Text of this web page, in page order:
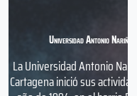
Universidad Antonio Nariño
La Universidad Antonio
Cartagena inició sus